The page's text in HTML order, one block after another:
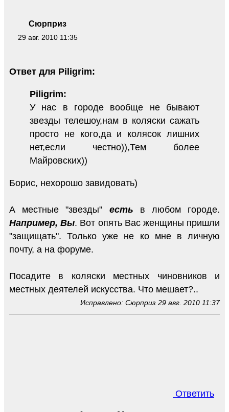
Сюрприз
29 авг. 2010 11:35
Ответ для Piligrim:
Piligrim:
У нас в городе вообще не бывают
звезды телешоу,нам в коляски сажать
просто не кого,да и колясок лишних
нет,если честно)),Тем более
Майровских))
Борис, нехорошо завидовать)
А местные "звезды" есть в любом городе.
Например, Вы. Вот опять Вас женщины пришли
"защищать". Только уже не ко мне в личную
почту, а на форуме.
Посадите в коляски местных чиновников и
местных деятелей искусства. Что мешает?..
Исправлено: Сюрприз 29 авг. 2010 11:37
Ответить